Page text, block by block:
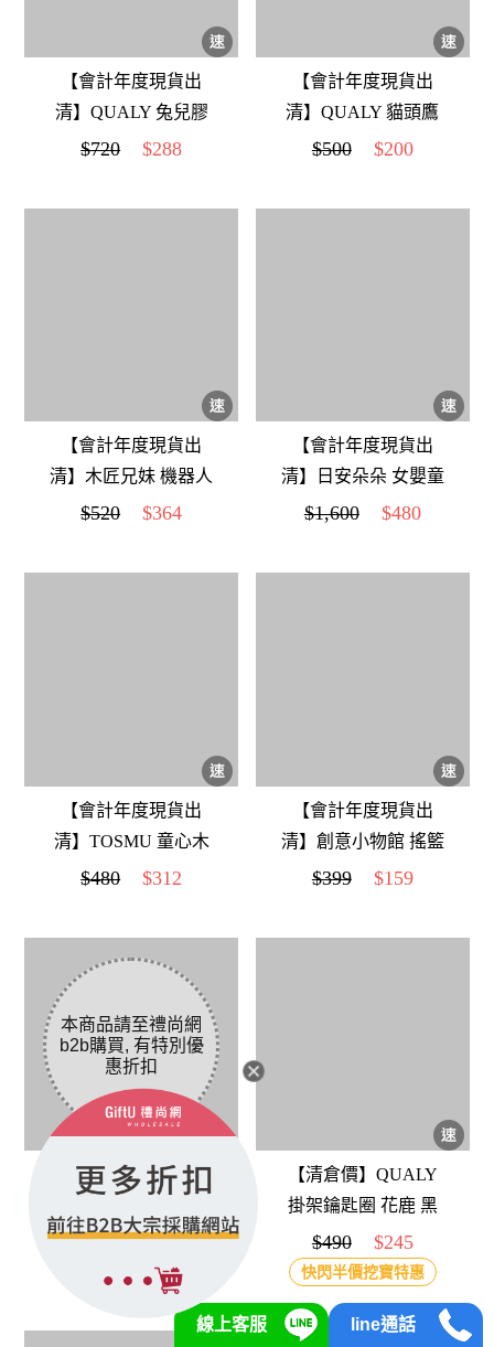
【會計年度現貨出
清】QUALY 兔兒膠
帶台(粉紅)
$720 $288
【會計年度現貨出
清】QUALY 貓頭鷹
鑰匙圈 (咖啡)
$500 $200
【會計年度現貨出
清】木匠兄妹 機器人
削筆器-Robot
$520 $364
【會計年度現貨出
清】日安朵朵 女嬰童
蓬蓬裙禮盒 - 粉嫩小
+寶寶襪)
$1,600 $480
【會計年度現貨出
清】TOSMU 童心木
木製收納座-戳戳樂(歐
$480 $312
【會計年度現貨出
清】創意小物館 搖籃
桌面防塵收納箱 奶油
$399 $159
【會計年度現貨出
神奇櫻花 15cm（自）
$290 $232
【清倉價】QUALY
掛架鑰匙圈 花鹿 黑
$490 $245
快閃半價挖寶特惠
線上客服 line通話